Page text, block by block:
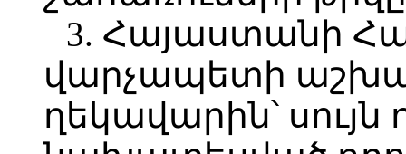
3. Հայաստանի
վարչապետի
ղեկավարին՝